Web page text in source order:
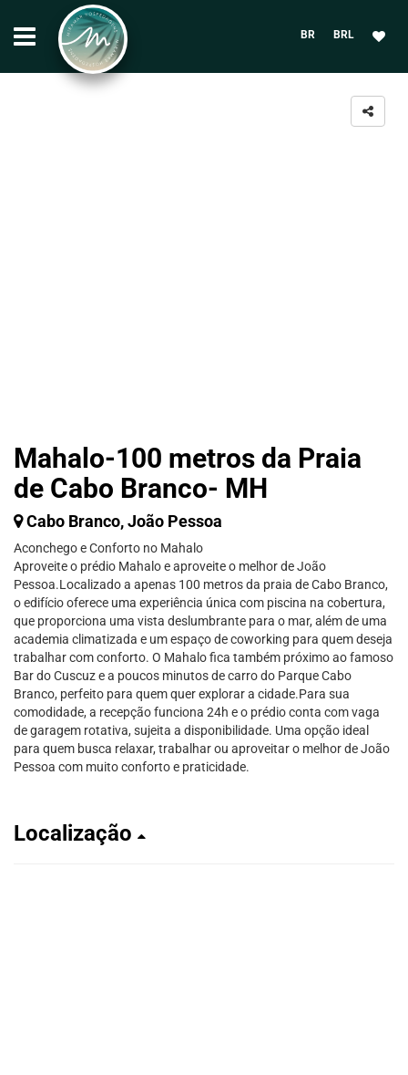
BR BRL
Mahalo-100 metros da Praia
de Cabo Branco- MH
Cabo Branco, João Pessoa
Aconchego e Conforto no Mahalo
Aproveite o prédio Mahalo e aproveite o melhor de João
Pessoa.Localizado a apenas 100 metros da praia de Cabo Branco,
o edifício oferece uma experiência única com piscina na cobertura,
que proporciona uma vista deslumbrante para o mar, além de uma
academia climatizada e um espaço de coworking para quem deseja
trabalhar com conforto. O Mahalo fica também próximo ao famoso
Bar do Cuscuz e a poucos minutos de carro do Parque Cabo
Branco, perfeito para quem quer explorar a cidade.Para sua
comodidade, a recepção funciona 24h e o prédio conta com vaga
de garagem rotativa, sujeita a disponibilidade. Uma opção ideal
para quem busca relaxar, trabalhar ou aproveitar o melhor de João
Pessoa com muito conforto e praticidade.
Localização